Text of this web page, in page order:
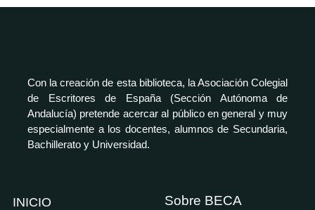
Con la creación de esta biblioteca, la Asociación Colegial
de Escritores de España (Sección Autónoma de
Andalucía) pretende acercar al público en general y muy
especialmente a los docentes, alumnos de Secundaria,
Bachillerato y Universidad.
INICIO Sobre BECA